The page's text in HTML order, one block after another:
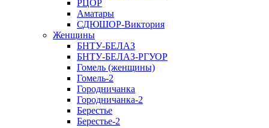
РЦОР
Аматары
СДЮШОР-Виктория
Женщины
БНТУ-БЕЛАЗ
БНТУ-БЕЛАЗ-РГУОР
Гомель (женщины)
Гомель-2
Городничанка
Городничанка-2
Берестье
Берестье-2